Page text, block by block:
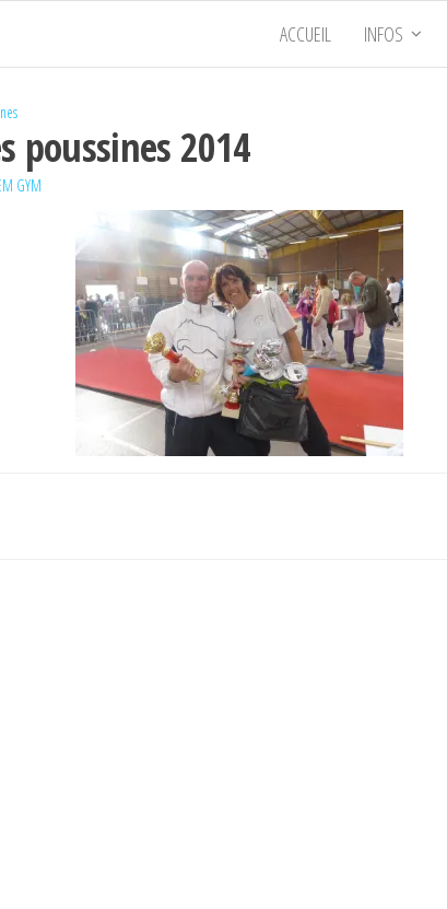
ACCUEIL INFOS
poussines 2014
GYM